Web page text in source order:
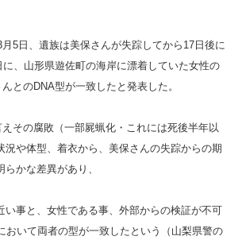
5日、遺族は美保さんが失踪してから17日後に
に、山形県遊佐町の海岸に漂着していた女性の
とのDNA型が一致したと発表した。
その腐敗（一部屍蝋化・これには死後半年以
況や体型、着衣から、美保さんの失踪からの期
かな差異があり、
い事と、女性である事、外部からの検証が不可
おいて両者の型が一致したという（山梨県警の